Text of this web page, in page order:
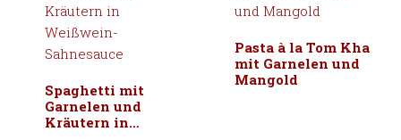
Spaghetti mit
Garnelen und
Kräutern in
Pasta à la Tom Kha
mit Garnelen und
Mangold